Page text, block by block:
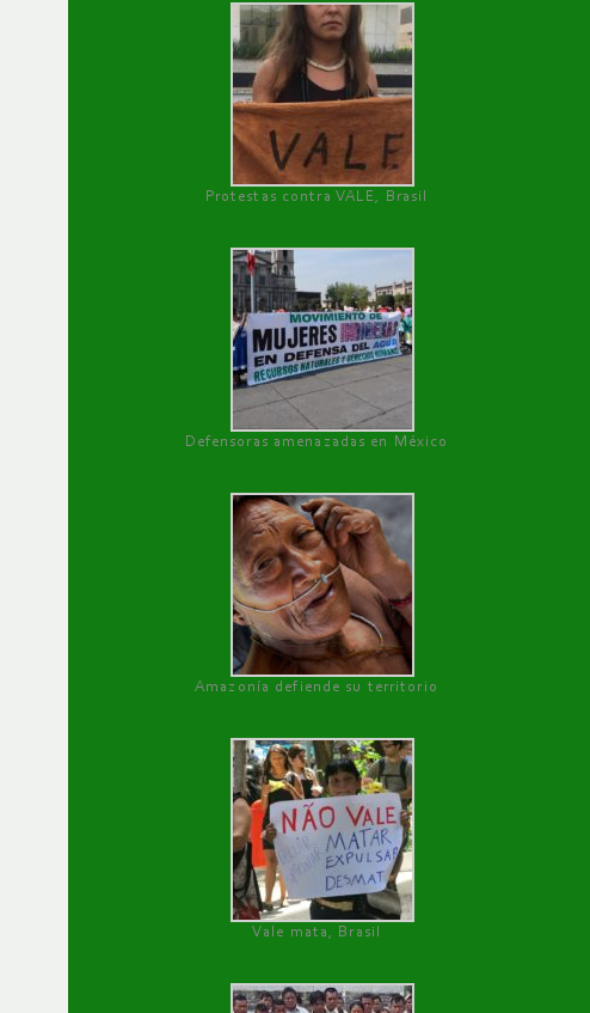
Protestas contra VALE, Brasil
Defensoras amenazadas en México
Amazonía defiende su territorio
Vale mata, Brasil